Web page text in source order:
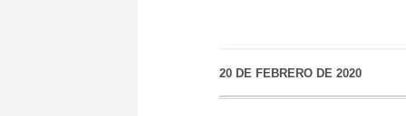
20 DE FEBRERO DE 2020